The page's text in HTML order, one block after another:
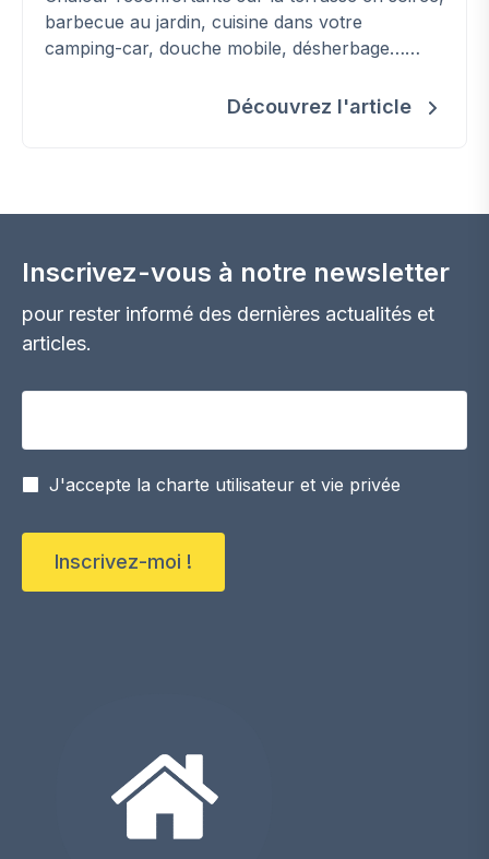
barbecue au jardin, cuisine dans votre
camping-car, douche mobile, désherbage…
insoupçonnées - du gaz (bio)propane en
Découvrez l'article
Inscrivez-vous à notre newsletter
pour rester informé des dernières actualités et
articles.
J'accepte la charte utilisateur et vie privée
Inscrivez-moi !